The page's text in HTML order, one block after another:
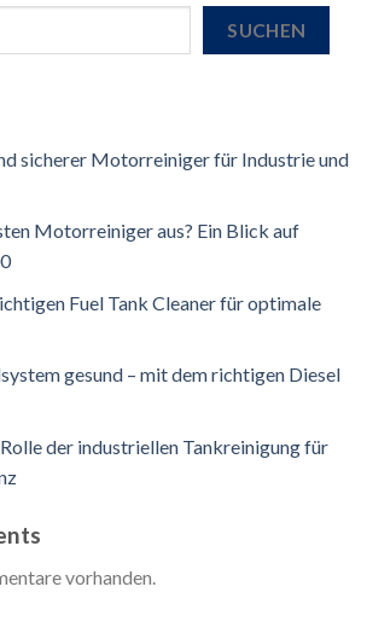
SUCHEN
sicherer Motorreiniger für Industrie und
Motorreiniger aus? Ein Blick auf
Fuel Tank Cleaner für optimale
gesund – mit dem richtigen Diesel
der industriellen Tankreinigung für
vorhanden.